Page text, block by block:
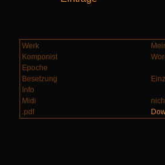
Werk
Komponist
Epoche
Besetzung
Info
Midi
.pdf